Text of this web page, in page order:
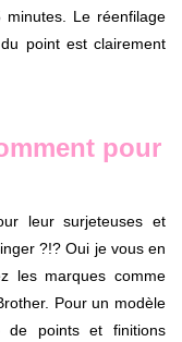
Le réenfilage
point est clairement
pour
leur surjeteuses et
?!? Oui je vous en
les marques comme
Pour un modèle
de points et finitions